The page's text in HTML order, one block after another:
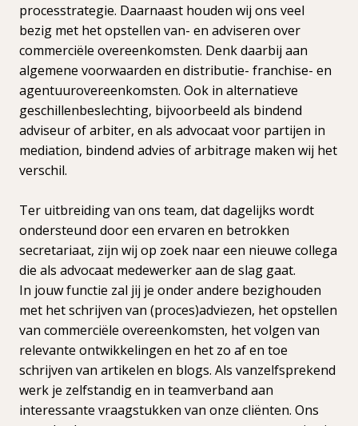
processtrategie. Daarnaast houden wij ons veel
bezig met het opstellen van- en adviseren over
commerciële overeenkomsten. Denk daarbij aan
algemene voorwaarden en distributie- franchise- en
agentuurovereenkomsten. Ook in alternatieve
geschillenbeslechting, bijvoorbeeld als bindend
adviseur of arbiter, en als advocaat voor partijen in
mediation, bindend advies of arbitrage maken wij het
verschil.
Ter uitbreiding van ons team, dat dagelijks wordt
ondersteund door een ervaren en betrokken
secretariaat, zijn wij op zoek naar een nieuwe collega
die als advocaat medewerker aan de slag gaat.
In jouw functie zal jij je onder andere bezighouden
met het schrijven van (proces)adviezen, het opstellen
van commerciële overeenkomsten, het volgen van
relevante ontwikkelingen en het zo af en toe
schrijven van artikelen en blogs. Als vanzelfsprekend
werk je zelfstandig en in teamverband aan
interessante vraagstukken van onze cliënten. Ons